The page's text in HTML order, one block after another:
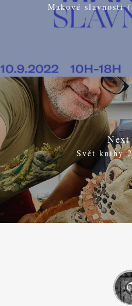
Makové slavnosti
Next
Svět knihy